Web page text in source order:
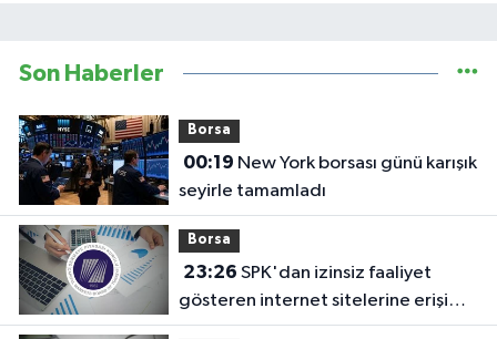
Son Haberler
Borsa
00:19
seyirle tamamladı
Borsa
23:26
gösteren internet sitelerine erişim
engeli!